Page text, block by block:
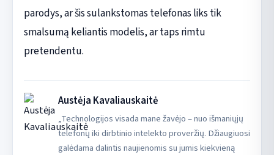
parodys, ar šis sulankstomas telefonas liks tik
smalsumą keliantis modelis, ar taps rimtu
pretendentu.
Austėja Kavaliauskaitė
„Technologijos visada mane žavėjo – nuo išmaniųjų
telefonų iki dirbtinio intelekto proveržių. Džiaugiuosi
galėdama dalintis naujienomis su jumis kiekvieną